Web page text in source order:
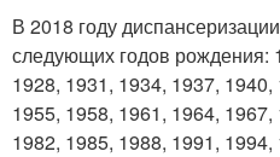
В 2018 году
следующих годов рождения:
1928, 1931, 1934, 1937,
1955, 1958, 1961, 1964,
1982, 1985, 1988, 1991, 1994,